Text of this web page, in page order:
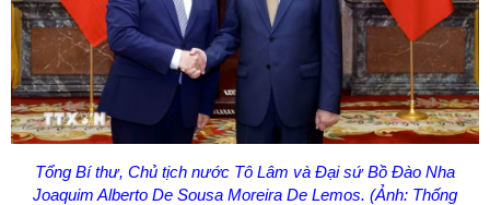
Tổng Bí thư, Chủ tịch nước Tô Lâm và Đại sứ Bồ Đào Nha
Joaquim Alberto De Sousa Moreira De Lemos. (Ảnh: Thống